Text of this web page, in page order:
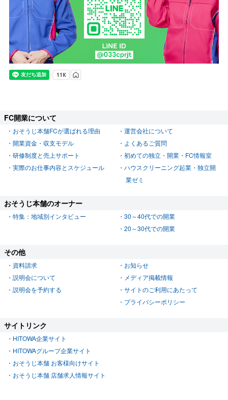
FC開業について
おそうじ本舗FCが選ばれる理由
開業資金・収支モデル
研修制度と売上サポート
実際のお仕事内容とスケジュール
運営会社について
よくあるご質問
初めての独立・開業・FC情報室
ハウスクリーニング起業・独立開
業ゼミ
おそうじ本舗のオーナー
特集：地域別インタビュー
30～40代での開業
20～30代での開業
その他
資料請求
説明会について
説明会を予約する
お知らせ
メディア掲載情報
サイトのご利用にあたって
プライバシーポリシー
サイトリンク
HITOWA企業サイト
HITOWAグループ企業サイト
おそうじ本舗 お客様向けサイト
おそうじ本舗 店舗求人情報サイト